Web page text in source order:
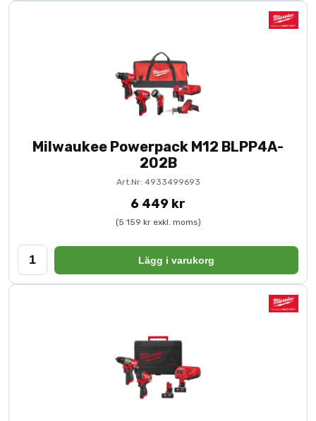
Milwaukee Powerpack M12 BLPP4A-
202B
Art.Nr: 4933499693
6 449 kr
(5 159 kr exkl. moms)
Lägg i varukorg